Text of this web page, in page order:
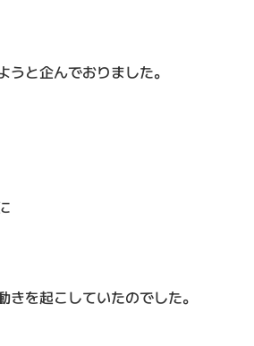
うと企んでおりました。
きを起こしていたのでした。